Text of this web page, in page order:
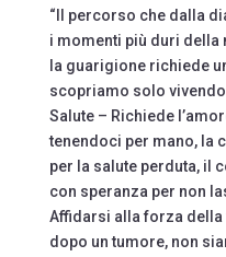
“Il percorso che dalla
i momenti più duri della
la guarigione richiede
scopriamo solo
Salute – Richiede
tenendoci per mano, la
per la salute perduta, il
con speranza per non
Affidarsi alla forza della
dopo un tumore, non